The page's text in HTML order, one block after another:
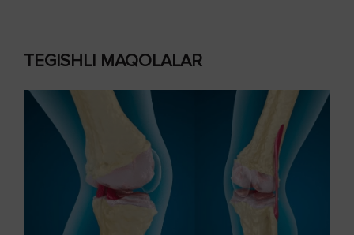
TEGISHLI MAQOLALAR